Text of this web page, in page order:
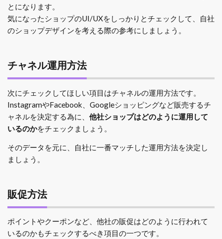
とになります。
気になったショップのUI/UXをしっかりとチェックして、自社
のショップデザインを考える際の参考にしましょう。
チャネル運用方法
次にチェックしてほしい項目はチャネルの運用方法です。
InstagramやFacebook、Googleショッピングなど販売するチ
ャネルを決定する為に、 他社ショップはどのように運用して
いるのかをチェックましょう。
そのデータを元に、自社に一番マッチした運用方法を決定し
ましょう。
販促方法
ポイントやクーポンなど、他社の販促はどのように行われて
いるのかもチェックするべき項目の一つです。